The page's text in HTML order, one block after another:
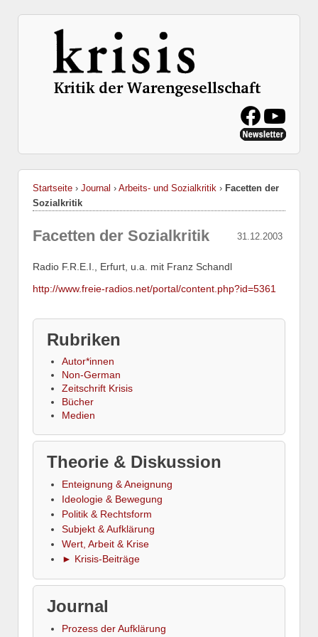
Startseite › Journal › Arbeits- und Sozialkritik › Facetten der
Sozialkritik
31.12.2003
Facetten der Sozialkritik
Radio F.R.E.I., Erfurt, u.a. mit Franz Schandl
http://www.freie-radios.net/portal/content.php?id=5361
Rubriken
Autor*innen
Non-German
Zeitschrift Krisis
Bücher
Medien
Theorie & Diskussion
Enteignung & Aneignung
Ideologie & Bewegung
Politik & Rechtsform
Subjekt & Aufklärung
Wert, Arbeit & Krise
► Krisis-Beiträge
Journal
Prozess der Aufklärung